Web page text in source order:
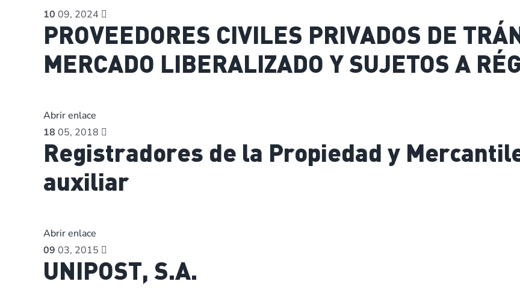
10 09, 2024
PROVEEDORES CIVILES PRIVADOS DE
MERCADO LIBERALIZADO Y SUJETOS A
Abrir enlace
18 05, 2018
Registradores de la Propiedad y
auxiliar
Abrir enlace
09 03, 2015
UNIPOST, S.A.